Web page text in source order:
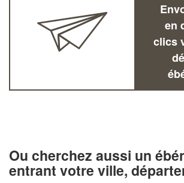
en
clics
Ou cherchez aussi un
entrant votre ville,